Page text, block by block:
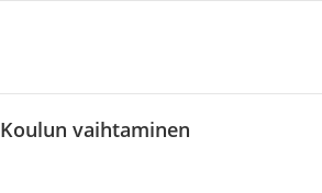
Koulun vaihtaminen